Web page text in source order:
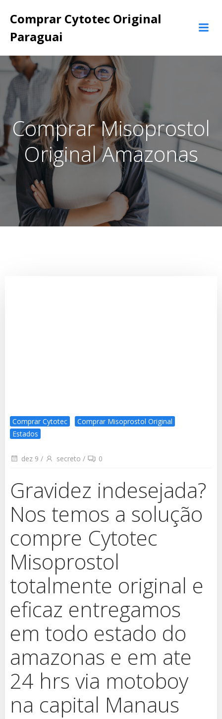
para
Comprar Cytotec Original
Paraguai
Comprar Misoprostol
Original Amazonas
Comprar Cytotec
Comprar Misoprostol Original
Estados
dez 9 / secreto / 0
Gravidez indesejada?
Nos temos a solução
compre Cytotec
Misoprostol
totalmente original e
eficaz entregamos
em todo estado do
amazonas e em ate
24 hrs via motoboy
na capital Manaus